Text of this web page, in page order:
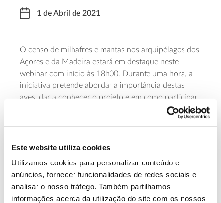
Este website utiliza cookies
Utilizamos cookies para personalizar conteúdo e
anúncios, fornecer funcionalidades de redes sociais e
analisar o nosso tráfego. Também partilhamos
informações acerca da utilização do site com os nossos
1 de Abril de 2021
O censo de milhafres e mantas nos arquipélagos dos
Açores e da Madeira estará em destaque neste
webinar com início às 18h00. Durante uma hora, a
iniciativa pretende abordar a importância destas
aves, dar a conhecer o projeto e em como participar
neste censo de duas subespécies endémicas dos
há 16 anos por Cátia Gouveia e Alba Villarroya. O
formulário.
Saiba mais sobre este webinar